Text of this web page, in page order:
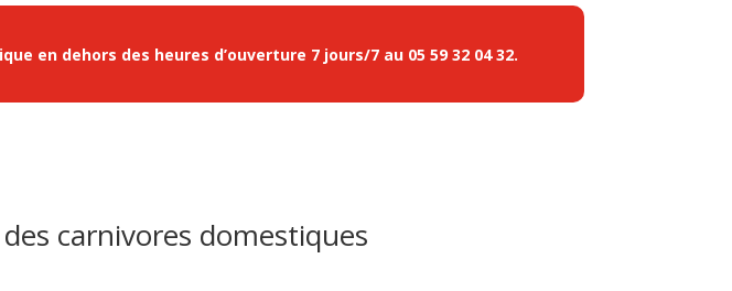
en dehors des heures d’ouverture 7 jours/7 au 05 59 32 04 32.
carnivores domestiques